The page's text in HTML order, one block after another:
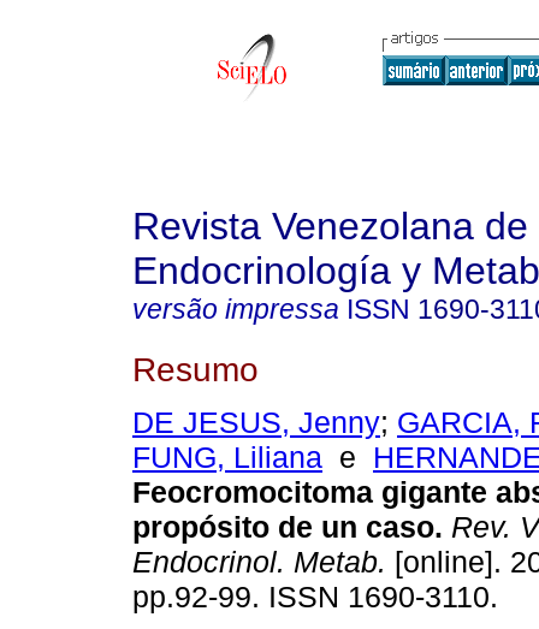
Revista Venezolana de
Endocrinología y
versão impressa ISSN 1690-
Resumo
DE JESUS, Jenny; GARCIA,
FUNG, Liliana e
Feocromocitoma gigante
propósito de un caso. Rev.
Endocrinol. Metab. [online].
pp.92-99. ISSN 1690-3110.